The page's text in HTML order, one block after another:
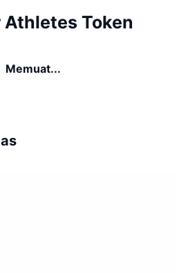
Token
Memuat...